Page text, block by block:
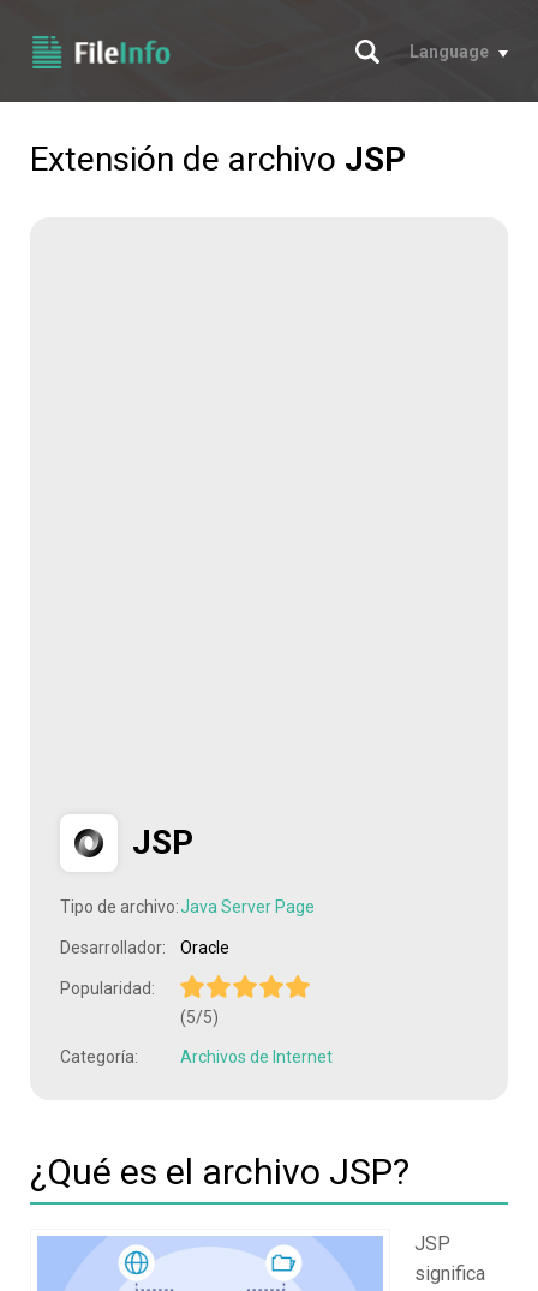
Buscar
Language
Extensión de archivo JSP
JSP
Tipo de archivo:Java Server Page
Desarrollador: Oracle
Popularidad:
(5/5)
Categoría: Archivos de Internet
¿Qué es el archivo JSP?
JSP
significa